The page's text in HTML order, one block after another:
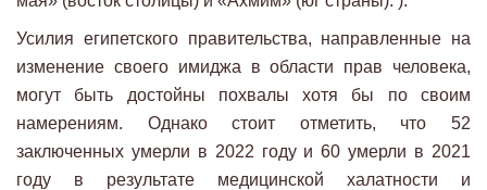
Усилия египетского правительства, направленные на
изменение своего имиджа в области прав человека,
могут быть достойны похвалы хотя бы по своим
намерениям. Однако стоит отметить, что 52
заключенных умерли в 2022 году и 60 умерли в 2021
году в результате медицинской халатности и